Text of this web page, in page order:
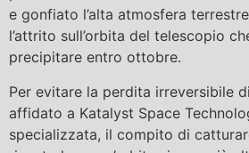
e gonfiato l’alta atmosfera
l’attrito sull’orbita del telescopio
precipitare entro ottobre.
Per evitare la perdita irreversibile
affidato a Katalyst Space
specializzata, il compito di